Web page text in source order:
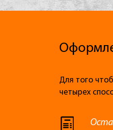
Для того
четырех